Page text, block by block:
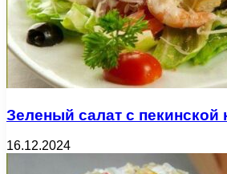
Зеленый салат с пекинской
16.12.2024